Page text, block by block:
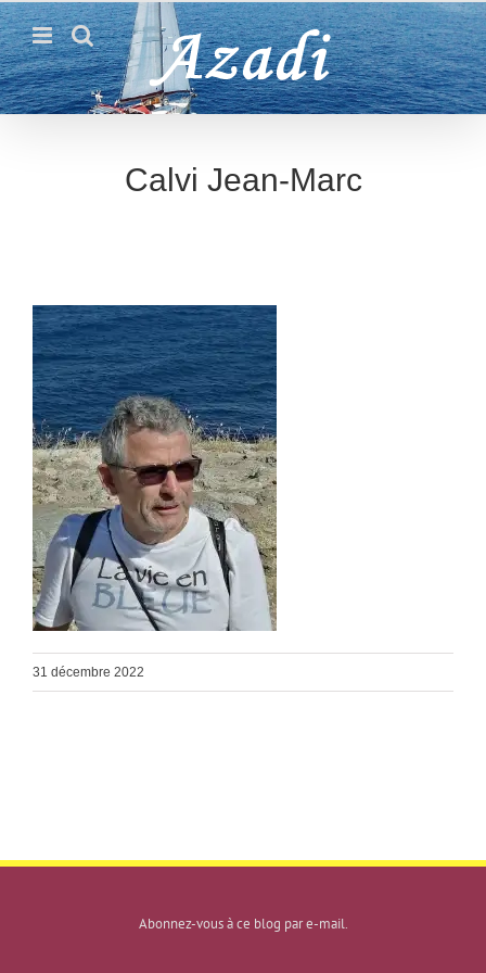
Passer
au
contenu
Calvi Jean-Marc
31 décembre 2022
Abonnez-vous à ce blog par e-mail.